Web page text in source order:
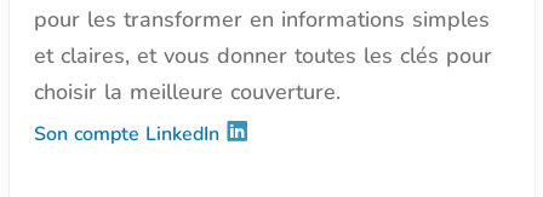
pour les transformer en informations simples
et claires, et vous donner toutes les clés pour
choisir la meilleure couverture.
Son compte LinkedIn